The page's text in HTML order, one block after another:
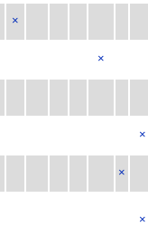
×
×
×
×
×